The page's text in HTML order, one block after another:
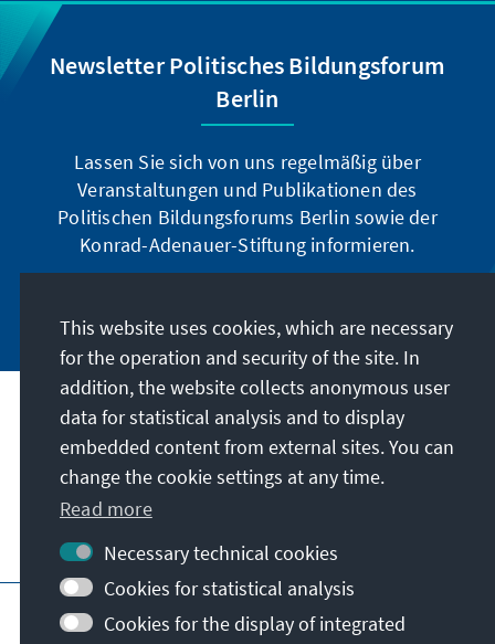
Newsletter Politisches Bildungsforum
Berlin
Lassen Sie sich von uns regelmäßig über
Veranstaltungen und Publikationen des
Politischen Bildungsforums Berlin sowie der
Konrad-Adenauer-Stiftung informieren.
Address
Contact
Visit also
Main page of KAS
Data protection
Terms of use
Declaration on accessibility
This website uses cookies, which are necessary
for the operation and security of the site. In
addition, the website collects anonymous user
data for statistical analysis and to display
embedded content from external sites. You can
change the cookie settings at any time.
Read more
Necessary technical cookies
Cookies for statistical analysis
Cookies for the display of integrated